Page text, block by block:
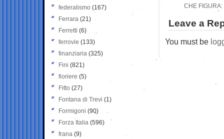
CHE FIGURA:
Leave a
You must be
federalismo (167)
Ferrara (21)
Ferretti (6)
ferrovie (133)
finanziaria (325)
Fini (821)
fioriere (5)
Fitto (27)
Fontana di Trevi (1)
Formigoni (90)
Forza Italia (596)
frana (9)